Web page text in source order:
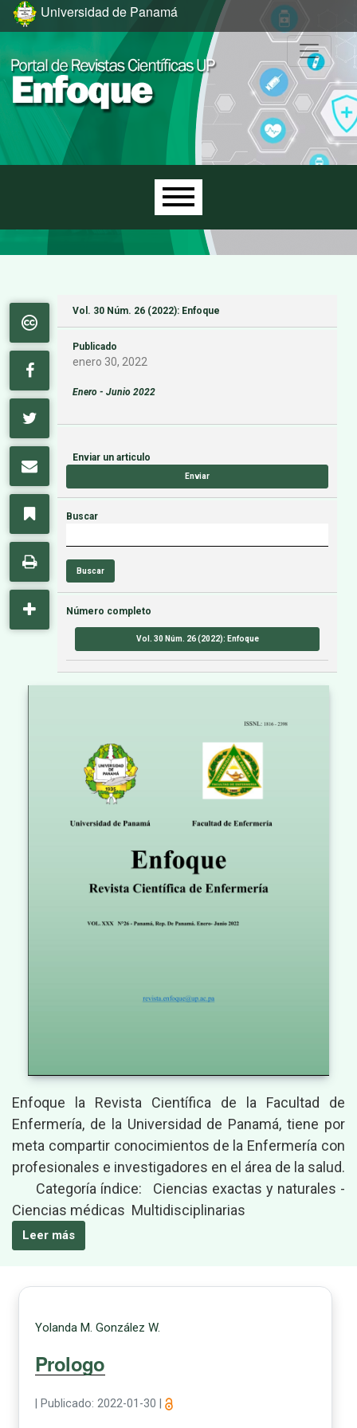
Ir al menú de navegación principal
Ir al contenido principal
Ir al pie de página del sitio
Universidad de Panamá
Menú principal
Vol. 30 Núm. 26 (2022): Enfoque
Publicado
enero 30, 2022
Enero - Junio 2022
Enviar un articulo
Enviar
Buscar
Buscar
Número completo
Vol. 30 Núm. 26 (2022): Enfoque
Enfoque la Revista Científica de la Facultad de
Enfermería, de la Universidad de Panamá, tiene por
meta compartir conocimientos de la Enfermería con
profesionales e investigadores en el área de la salud.
Categoría índice: Ciencias exactas y naturales -
Ciencias médicas Multidisciplinarias
Leer más
Yolanda M. González W.
Prologo
Publicado: 2022-01-30